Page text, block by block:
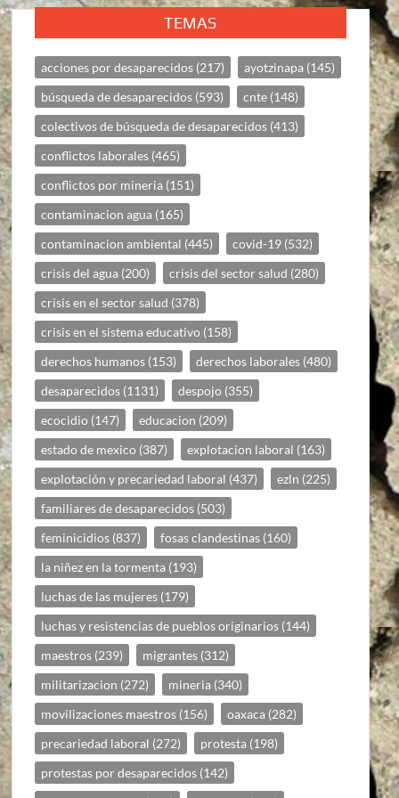
TEMAS
acciones por desaparecidos (217) ayotzinapa (145)
búsqueda de desaparecidos (593) cnte (148)
colectivos de búsqueda de desaparecidos (413)
conflictos laborales (465)
conflictos por mineria (151)
contaminacion agua (165)
contaminacion ambiental (445) covid-19 (532)
crisis del agua (200) crisis del sector salud (280)
crisis en el sector salud (378)
crisis en el sistema educativo (158)
derechos humanos (153) derechos laborales (480)
desaparecidos (1131) despojo (355)
ecocidio (147) educacion (209)
estado de mexico (387) explotacion laboral (163)
explotación y precariedad laboral (437) ezln (225)
familiares de desaparecidos (503)
feminicidios (837) fosas clandestinas (160)
la niñez en la tormenta (193)
luchas de las mujeres (179)
luchas y resistencias de pueblos originarios (144)
maestros (239) migrantes (312)
militarizacion (272) mineria (340)
movilizaciones maestros (156) oaxaca (282)
precariedad laboral (272) protesta (198)
protestas por desaparecidos (142)